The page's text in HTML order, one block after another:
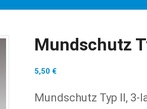
Mundschutz
5,50 €
Mundschutz Typ II, 3-